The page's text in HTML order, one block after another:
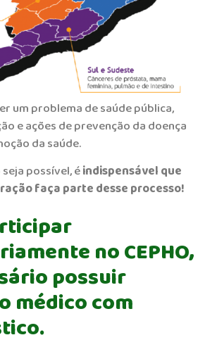
um problema de saúde pública,
e ações de prevenção da doença
da saúde.
possível, éindispensável que
faça parte desse processo!
no CEPHO,
possuir
médico com